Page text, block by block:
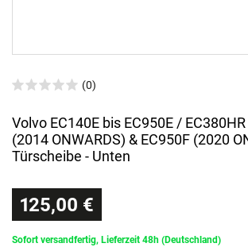
(0)
Volvo EC140E bis EC950E /
(2014 ONWARDS) & EC950F (2020
Türscheibe - Unten
125,00 €
Sofort versandfertig, Lieferzeit 48h (Deutschland)